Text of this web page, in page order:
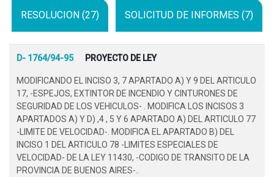
RESOLUCION (27) SOLICITUD DE INFORMES (7)
D- 1764/94-95 PROYECTO DE LEY
MODIFICANDO EL INCISO 3, 7 APARTADO A) Y 9 DEL ARTICULO
17, -ESPEJOS, EXTINTOR DE INCENDIO Y CINTURONES DE
SEGURIDAD DE LOS VEHICULOS- . MODIFICA LOS INCISOS 3
APARTADOS A) Y D) ,4 , 5 Y 6 APARTADO A) DEL ARTICULO 77
-LIMITE DE VELOCIDAD-. MODIFICA EL APARTADO B) DEL
INCISO 1 DEL ARTICULO 78 -LIMITES ESPECIALES DE
VELOCIDAD- DE LA LEY 11430, -CODIGO DE TRANSITO DE LA
PROVINCIA DE BUENOS AIRES-..